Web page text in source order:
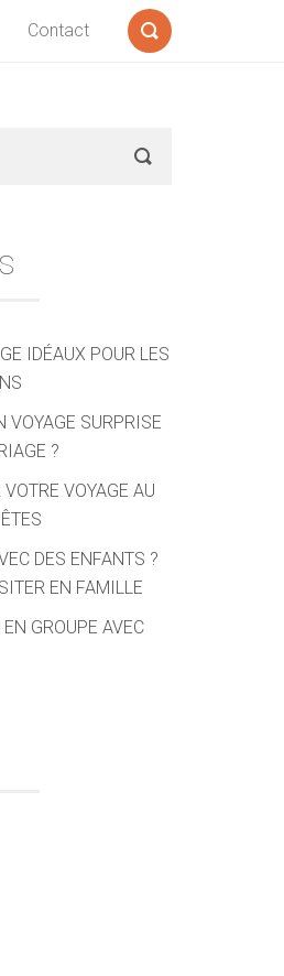
Contact
IDÉAUX POUR LES
VOYAGE SURPRISE
?
VOYAGE AU
DES ENFANTS ?
EN FAMILLE
GROUPE AVEC